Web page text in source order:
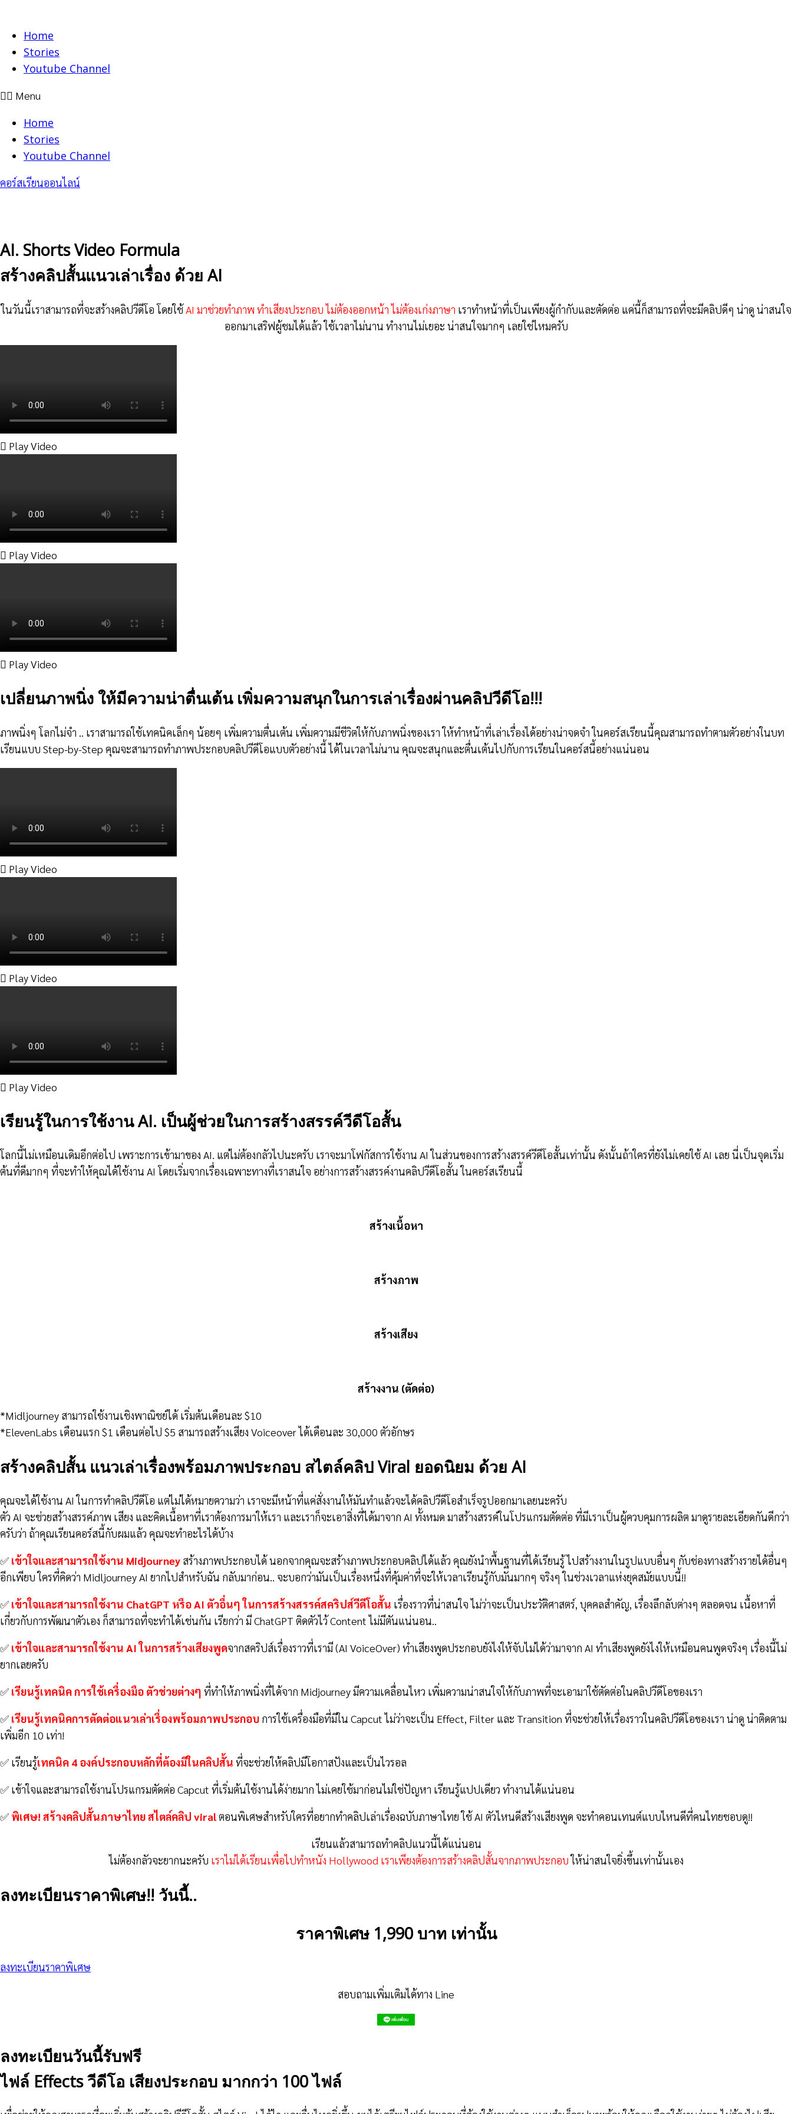
contentHome
Stories
Youtube Channel
Menu
Home
Stories
Youtube Channel
คอร์สเรียนออนไลน์
AI. Shorts Video Formula
สร้างคลิปสั้นแนวเล่าเรื่อง ด้วย AI
ในวันนี้เราสามารถที่จะสร้างคลิปวีดีโอ โดยใช้AI มาช่วยทำภาพ ทำเสียงประกอบ ไม่ต้องออกหน้า ไม่ต้องเก่งภาษา เราทำหน้าที่เป็นเพียงผู้กำกับและตัดต่อ แค่นี้ก็สามารถที่จะมีคลิปดีๆ น่าดู น่าสนใจ
ออกมาเสริฟผู้ชมได้แล้ว ใช้เวลาไม่นาน ทำงานไม่เยอะ น่าสนใจมากๆ เลยใช่ไหมครับ
Play Video
Play Video
Play Video
เปลี่ยนภาพนิ่ง ให้มีความน่าตื่นเต้น เพิ่มความสนุกในการเล่าเรื่องผ่านคลิปวีดีโอ!!!
ภาพนิ่งๆ โลกไม่จำ .. เราสามารถใช้เทคนิคเล็กๆ น้อยๆ เพิ่มความตื่นเต้น เพิ่มความมีชีวิตให้กับภาพนิ่งของเรา ให้ทำหน้าที่เล่าเรื่องได้อย่างน่าจดจำ ในคอร์สเรียนนี้คุณสามารถทำตามตัวอย่างในบท
เรียนแบบ Step-by-Step คุณจะสามารถทำภาพประกอบคลิปวีดีโอแบบตัวอย่างนี้ ได้ในเวลาไม่นาน คุณจะสนุกและตื่นเต้นไปกับการเรียนในคอร์สนี้อย่างแน่นอน
Play Video
Play Video
Play Video
เรียนรู้ในการใช้งาน AI. เป็นผู้ช่วยในการสร้างสรรค์วีดีโอสั้น
โลกนี้ไม่เหมือนเดิมอีกต่อไป เพราะการเข้ามาของ AI. แต่ไม่ต้องกลัวไปนะครับ เราจะมาโฟกัสการใช้งาน AI ในส่วนของการสร้างสรรค์วีดีโอสั้นเท่านั้น ดังนั้นถ้าใครที่ยังไม่เคยใช้ AI เลย นี่เป็นจุดเริ่ม
ต้นที่ดีมากๆ ที่จะทำให้คุณได้ใช้งาน AI โดยเริ่มจากเรื่องเฉพาะทางที่เราสนใจ อย่างการสร้างสรรค์งานคลิปวีดีโอสั้น ในคอร์สเรียนนี้
สร้างเนื้อหา
สร้างภาพ
สร้างเสียง
สร้างงาน (ตัดต่อ)
*Midljourney สามารถใช้งานเชิงพาณิชย์ได้ เริ่มต้นเดือนละ $10
*ElevenLabs เดือนแรก $1 เดือนต่อไป $5 สามารถสร้างเสียง Voiceover ได้เดือนละ 30,000 ตัวอักษร
สร้างคลิปสั้น แนวเล่าเรื่องพร้อมภาพประกอบ สไตล์คลิป Viral ยอดนิยม ด้วย AI
คุณจะได้ใช้งาน AI ในการทำคลิปวีดีโอ แต่ไม่ได้หมายความว่า เราจะมีหน้าที่แค่สั่งงานให้มันทำแล้วจะได้คลิปวีดีโอสำเร็จรูปออกมาเลยนะครับ
ตัว AI จะช่วยสร้างสรรค์ภาพ เสียง และคิดเนื้อหาที่เราต้องการมาให้เรา และเราก็จะเอาสิ่งที่ได้มาจาก AI ทั้งหมด มาสร้างสรรค์ในโปรแกรมตัดต่อ ที่มีเราเป็นผู้ควบคุมการผลิต มาดูรายละเอียดกันดีกว่า
ครับว่า ถ้าคุณเรียนคอร์สนี้กับผมแล้ว คุณจะทำอะไรได้บ้าง
✅ เข้าใจและสามารถใช้งาน Midjourney สร้างภาพประกอบได้ นอกจากคุณจะสร้างภาพประกอบคลิปได้แล้ว คุณยังนำพื้นฐานที่ได้เรียนรู้ ไปสร้างงานในรูปแบบอื่นๆ กับช่องทางสร้างรายได้อื่นๆ
อีกเพียบ ใครที่คิดว่า Midljourney AI ยากไปสำหรับฉัน กลับมาก่อน.. จะบอกว่ามันเป็นเรื่องหนึ่งที่คุ้มค่าที่จะให้เวลาเรียนรู้กับมันมากๆ จริงๆ ในช่วงเวลาแห่งยุคสมัยแบบนี้!!
✅ เข้าใจและสามารถใช้งาน ChatGPT หรือ AI ตัวอื่นๆ ในการสร้างสรรค์สคริปส์วีดีโอสั้น เรื่องราวที่น่าสนใจ ไม่ว่าจะเป็นประวัติศาสตร์, บุคคลสำคัญ, เรื่องลึกลับต่างๆ ตลอดจน เนื้อหาที่
เกี่ยวกับการพัฒนาตัวเอง ก็สามารถที่จะทำได้เช่นกัน เรียกว่า มี ChatGPT ติดตัวไว้ Content ไม่มีตันแน่นอน..
✅ เข้าใจและสามารถใช้งาน AI ในการสร้างเสียงพูดจากสคริปส์เรื่องราวที่เรามี (AI VoiceOver) ทำเสียงพูดประกอบยังไงให้จับไม่ได้ว่ามาจาก AI ทำเสียงพูดยังไงให้เหมือนคนพูดจริงๆ เรื่องนี้ไม่
ยากเลยครับ
✅ เรียนรู้เทคนิค การใช้เครื่องมือ ตัวช่วยต่างๆ ที่ทำให้ภาพนิ่งที่ได้จาก Midjourney มีความเคลื่อนไหว เพิ่มความน่าสนใจให้กับภาพที่จะเอามาใช้ตัดต่อในคลิปวีดีโอของเรา
✅ เรียนรู้เทคนิคการตัดต่อแนวเล่าเรื่องพร้อมภาพประกอบ การใช้เครื่องมือที่มีใน Capcut ไม่ว่าจะเป็น Effect, Filter และ Transition ที่จะช่วยให้เรื่องราวในคลิปวีดีโอของเรา น่าดู น่าติดตาม
เพิ่มอีก 10 เท่า!
✅ เรียนรู้เทคนิค 4 องค์ประกอบหลักที่ต้องมีในคลิปสั้น ที่จะช่วยให้คลิปมีโอกาสปังและเป็นไวรอล
✅ เข้าใจและสามารถใช้งานโปรแกรมตัดต่อ Capcut ที่เริ่มต้นใช้งานได้ง่ายมาก ไม่เคยใช้มาก่อนไม่ใช่ปัญหา เรียนรู้แปปเดียว ทำงานได้แน่นอน
✅ พิเศษ! สร้างคลิปสั้นภาษาไทย สไตล์คลิป viralตอนพิเศษสำหรับใครที่อยากทำคลิปเล่าเรื่องฉบับภาษาไทย ใช้ AI ตัวไหนดีสร้างเสียงพูด จะทำคอนเทนต์แบบไหนดีที่คนไทยชอบดู!!
เรียนแล้วสามารถทำคลิปแนวนี้ได้แน่นอน
ไม่ต้องกลัวจะยากนะครับ เราไม่ได้เรียนเพื่อไปทำหนัง Hollywood เราเพียงต้องการสร้างคลิปสั้นจากภาพประกอบให้น่าสนใจยิ่งขึ้นเท่านั้นเอง
ลงทะเบียนราคาพิเศษ!! วันนี้..
ราคาพิเศษ 1,990 บาท เท่านั้น
ลงทะเบียนราคาพิเศษ
สอบถามเพิ่มเติมได้ทาง Line
ลงทะเบียนวันนี้รับฟรี
ไฟล์ Effects วีดีโอ เสียงประกอบ มากกว่า 100 ไฟล์